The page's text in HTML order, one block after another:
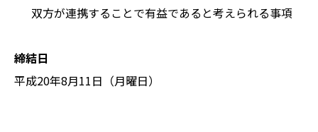
双方が連携することで有益であると考えられる事項
締結日
平成20年8月11日（月曜日）